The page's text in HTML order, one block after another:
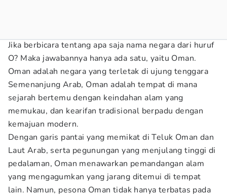
Jika berbicara tentang apa saja nama negara dari huruf
O? Maka jawabannya hanya ada satu, yaitu Oman.
Oman adalah negara yang terletak di ujung tenggara
Semenanjung Arab, Oman adalah tempat di mana
sejarah bertemu dengan keindahan alam yang
memukau, dan kearifan tradisional berpadu dengan
kemajuan modern.
Dengan garis pantai yang memikat di Teluk Oman dan
Laut Arab, serta pegunungan yang menjulang tinggi di
pedalaman, Oman menawarkan pemandangan alam
yang mengagumkan yang jarang ditemui di tempat
lain. Namun, pesona Oman tidak hanya terbatas pada